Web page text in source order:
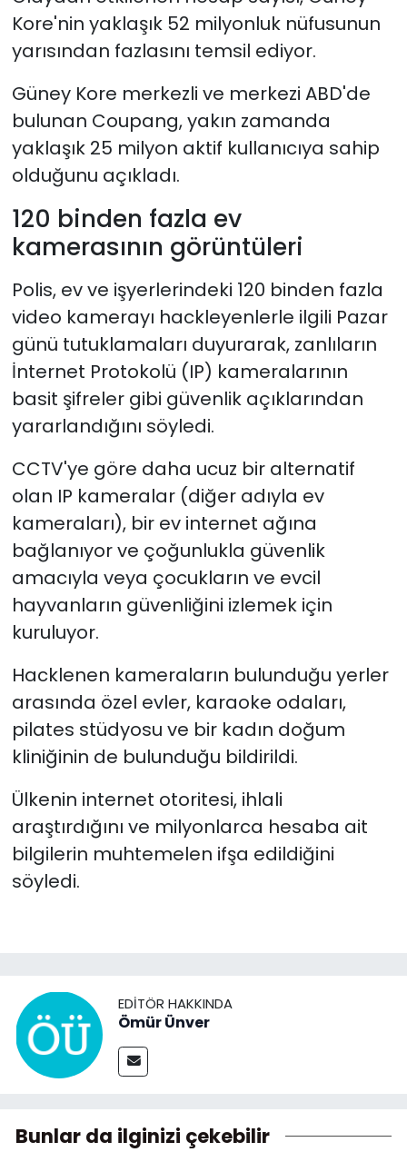
Kore'nin yaklaşık 52 milyonluk nüfusunun
yarısından fazlasını temsil ediyor.
Güney Kore merkezli ve merkezi ABD'de
bulunan Coupang, yakın zamanda
yaklaşık 25 milyon aktif kullanıcıya sahip
olduğunu açıkladı.
120 binden fazla ev
kamerasının görüntüleri
Polis, ev ve işyerlerindeki 120 binden fazla
video kamerayı hackleyenlerle ilgili Pazar
günü tutuklamaları duyurarak, zanlıların
İnternet Protokolü (IP) kameralarının
basit şifreler gibi güvenlik açıklarından
yararlandığını söyledi.
CCTV'ye göre daha ucuz bir alternatif
olan IP kameralar (diğer adıyla ev
kameraları), bir ev internet ağına
bağlanıyor ve çoğunlukla güvenlik
amacıyla veya çocukların ve evcil
hayvanların güvenliğini izlemek için
kuruluyor.
Hacklenen kameraların bulunduğu yerler
arasında özel evler, karaoke odaları,
pilates stüdyosu ve bir kadın doğum
kliniğinin de bulunduğu bildirildi.
Ülkenin internet otoritesi, ihlali
araştırdığını ve milyonlarca hesaba ait
bilgilerin muhtemelen ifşa edildiğini
söyledi.
EDITÖR HAKKINDA
Ömür Ünver
Bunlar da ilginizi çekebilir